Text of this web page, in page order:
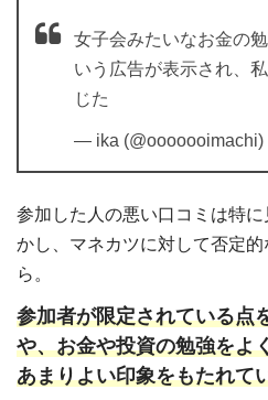
女子会みたいなお金の
いう広告が表示され、
じた
— ika (@ooooooimachi)
参加した人の悪い口コミは特
かし、マネカツに対して否定
ら。
参加者が限定されている点
や、お金や投資の勉強をよ
あまりよい印象をもたれて